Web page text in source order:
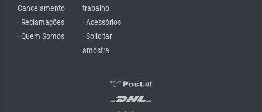
Cancelamento
· Reclamações
· Quem Somos
trabalho
· Acessórios
· Solicitar
amostra